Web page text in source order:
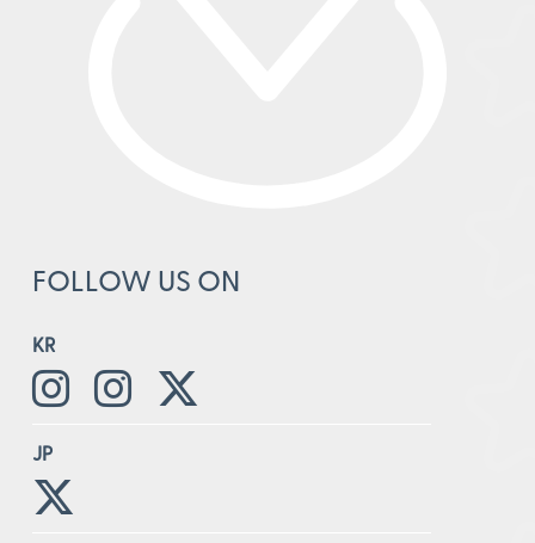
FOLLOW US ON
KR
JP